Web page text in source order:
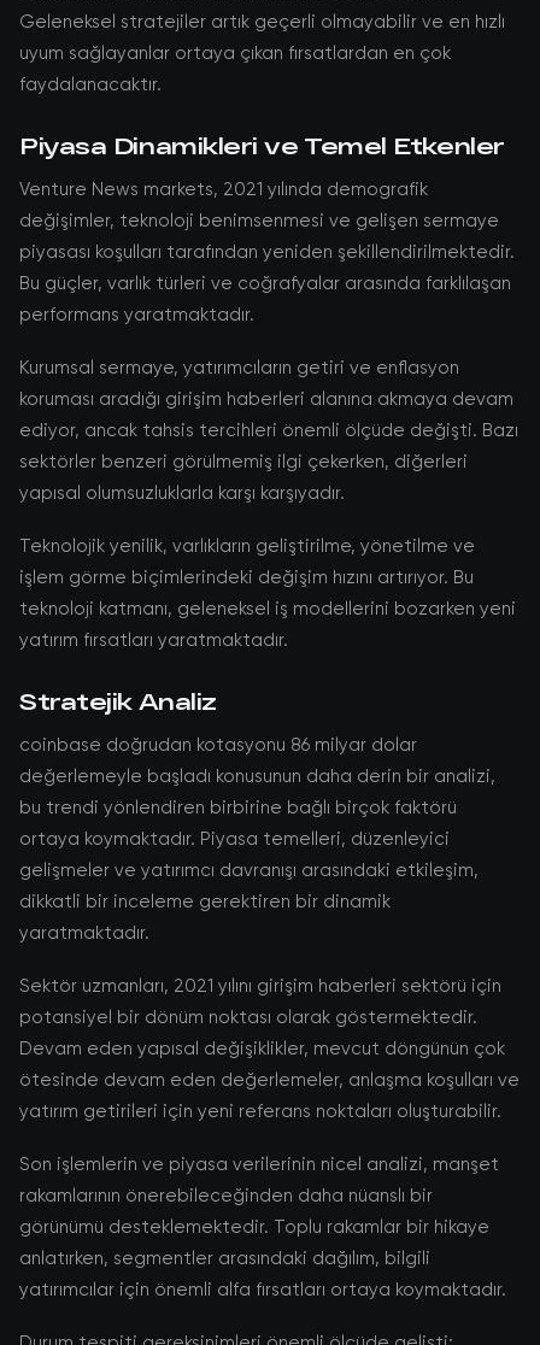
Geleneksel stratejiler artık geçerli olmayabilir ve en hızlı
uyum sağlayanlar ortaya çıkan fırsatlardan en çok
faydalanacaktır.
Piyasa Dinamikleri ve Temel Etkenler
Venture News markets, 2021 yılında demografik
değişimler, teknoloji benimsenmesi ve gelişen sermaye
piyasası koşulları tarafından yeniden şekillendirilmektedir.
Bu güçler, varlık türleri ve coğrafyalar arasında farklılaşan
performans yaratmaktadır.
Kurumsal sermaye, yatırımcıların getiri ve enflasyon
koruması aradığı girişim haberleri alanına akmaya devam
ediyor, ancak tahsis tercihleri önemli ölçüde değişti. Bazı
sektörler benzeri görülmemiş ilgi çekerken, diğerleri
yapısal olumsuzluklarla karşı karşıyadır.
Teknolojik yenilik, varlıkların geliştirilme, yönetilme ve
işlem görme biçimlerindeki değişim hızını artırıyor. Bu
teknoloji katmanı, geleneksel iş modellerini bozarken yeni
yatırım fırsatları yaratmaktadır.
Stratejik Analiz
coinbase doğrudan kotasyonu 86 milyar dolar
değerlemeyle başladı konusunun daha derin bir analizi,
bu trendi yönlendiren birbirine bağlı birçok faktörü
ortaya koymaktadır. Piyasa temelleri, düzenleyici
gelişmeler ve yatırımcı davranışı arasındaki etkileşim,
dikkatli bir inceleme gerektiren bir dinamik
yaratmaktadır.
Sektör uzmanları, 2021 yılını girişim haberleri sektörü için
potansiyel bir dönüm noktası olarak göstermektedir.
Devam eden yapısal değişiklikler, mevcut döngünün çok
ötesinde devam eden değerlemeler, anlaşma koşulları ve
yatırım getirileri için yeni referans noktaları oluşturabilir.
Son işlemlerin ve piyasa verilerinin nicel analizi, manşet
rakamlarının önerebileceğinden daha nüanslı bir
görünümü desteklemektedir. Toplu rakamlar bir hikaye
anlatırken, segmentler arasındaki dağılım, bilgili
yatırımcılar için önemli alfa fırsatları ortaya koymaktadır.